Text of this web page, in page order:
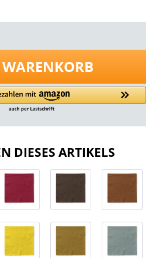
WARENKORB
DIESES ARTIKELS